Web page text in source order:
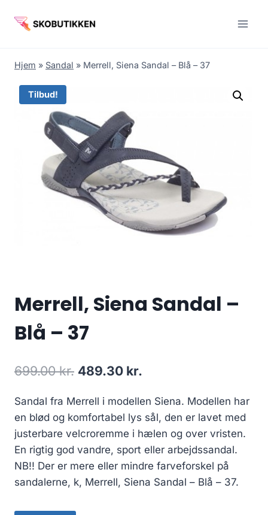
Hjem » Sandal » Merrell, Siena Sandal – Blå – 37
Tilbud!
Merrell, Siena Sandal –
Blå – 37
699.00kr. Den
pris
var:
699.00 kr..
489.30 kr.
pris
er:
489.30 kr..
Sandal fra Merrell i modellen Siena. Modellen har
en blød og komfortabel lys sål, den er lavet med
justerbare velcroremme i hælen og over vristen.
En rigtig god vandre, sport eller arbejdssandal.
NB!! Der er mere eller mindre farveforskel på
sandalerne, k, Merrell, Siena Sandal – Blå – 37.